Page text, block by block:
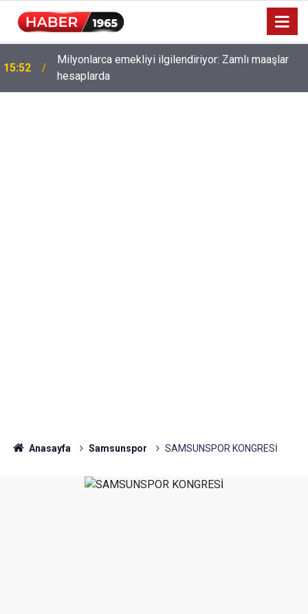
15:52
Milyonlarca emekliyi ilgilendiriyor: Zamlı maaşlar
hesaplarda
Anasayfa Samsunspor SAMSUNSPOR KONGRESİ